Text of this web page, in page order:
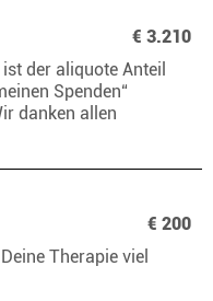
€ 3.210
ist der aliquote Anteil
Spenden“
danken allen
€ 200
Therapie viel